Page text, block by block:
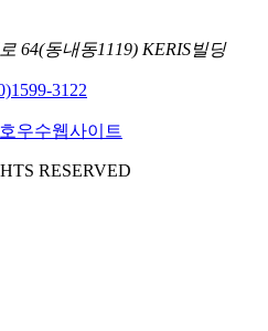
64(동내동1119) KERIS빌딩
1599-3122
RESERVED